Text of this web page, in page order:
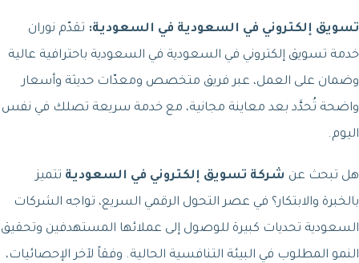
تسويق إلكتروني في السعودية في السعودية: تقدّم نوران
خدمة تسويق إلكتروني في السعودية في السعودية باحترافية عالية
وضمان على العمل، عبر فريق متخصص ومعدّات حديثة وأسعار
واضحة تُحدَّد بعد معاينة مجانية، مع خدمة سريعة تصلك في نفس
اليوم.
هل تبحث عن شركة تسويق إلكتروني في السعودية تتميز
بالخبرة والابتكار؟ في عصر التحول الرقمي السريع، تواجه الشركات
السعودية تحديات كبيرة للوصول إلى عملائها المستهدفين وتحقيق
النمو المطلوب في البيئة التنافسية الحالية. وفقاً لآخر الإحصائيات،